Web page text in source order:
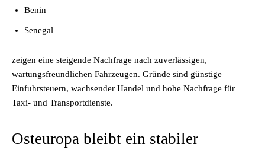
Benin
Senegal
zeigen eine steigende Nachfrage nach zuverlässigen,
wartungsfreundlichen Fahrzeugen. Gründe sind günstige
Einfuhrsteuern, wachsender Handel und hohe Nachfrage für
Taxi- und Transportdienste.
Osteuropa bleibt ein stabiler